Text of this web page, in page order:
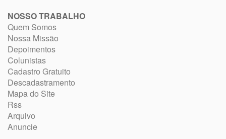
NOSSO TRABALHO
Quem Somos
Nossa Missão
Depoimentos
Colunistas
Cadastro Gratuito
Descadastramento
Mapa do Site
Rss
Arquivo
Anuncie